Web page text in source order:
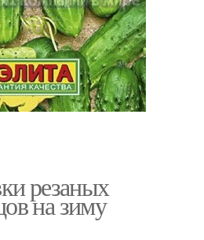
резаных
на зиму